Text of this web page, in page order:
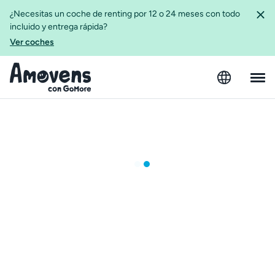
¿Necesitas un coche de renting por 12 o 24 meses con todo
incluido y entrega rápida?
Ver coches